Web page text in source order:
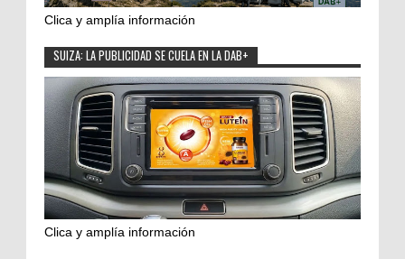
Clica y amplía información
SUIZA: LA PUBLICIDAD SE CUELA EN LA DAB+
Clica y amplía información